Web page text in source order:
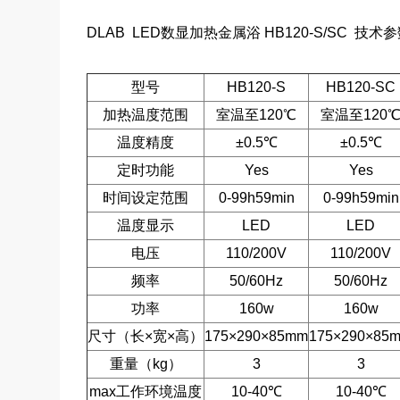
DLAB LED数显加热金属浴 HB120-S/SC 技术参
型号 HB120-S
HB120-SC
加热温度范围
室温至120℃
室温至120℃
温度精度
±0.5℃
±0.5℃
定时功能
Yes
Yes
时间设定范围
0-99h59min
0-99h59min
温度显示
LED
LED
电压
110/200V
110/200V
频率
50/60Hz
50/60Hz
功率
160w
160w
尺寸（长×宽×高）
175×290×85mm
重量（kg）
3
3
max工作环境温度
10-40℃
10-40℃